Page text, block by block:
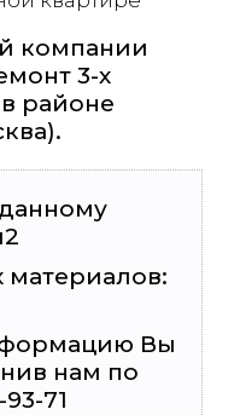
компании
3-х
районе
материалов:
Вы
нам по
71